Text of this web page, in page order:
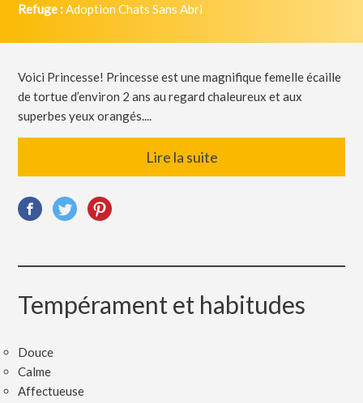
Refuge :Adoption Chats Sans Abri
Voici Princesse! Princesse est une magnifique femelle écaille
de tortue d’environ 2 ans au regard chaleureux et aux
superbes yeux orangés....
Lire la suite
Tempérament et habitudes
Douce
Calme
Affectueuse